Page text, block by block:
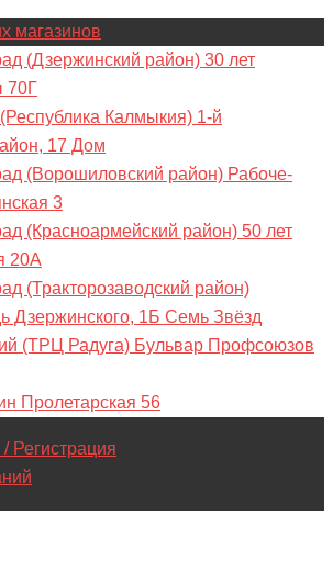
магазинов
(Дзержинский район) 30 лет
70Г
Калмыкия) 1-й
17 Дом
(Ворошиловский район) Рабоче-
3
(Красноармейский район) 50 лет
20А
(Тракторозаводский район)
Дзержинского, 1Б Семь Звёзд
(ТРЦ Радуга) Бульвар Профсоюзов
Пролетарская 56
Регистрация